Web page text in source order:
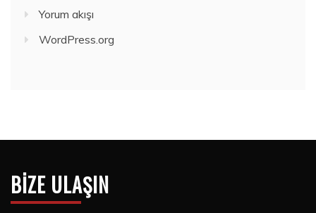
Yorum akışı
WordPress.org
BIZE ULAŞIN